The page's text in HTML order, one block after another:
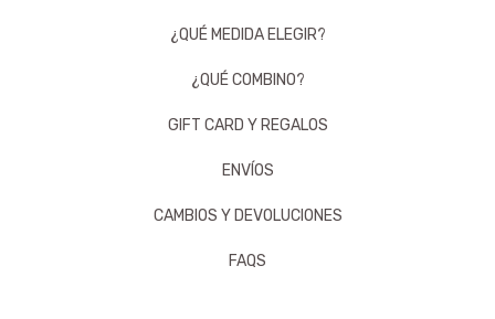
¿QUÉ MEDIDA ELEGIR?
¿QUÉ COMBINO?
GIFT CARD Y REGALOS
ENVÍOS
CAMBIOS Y DEVOLUCIONES
FAQS